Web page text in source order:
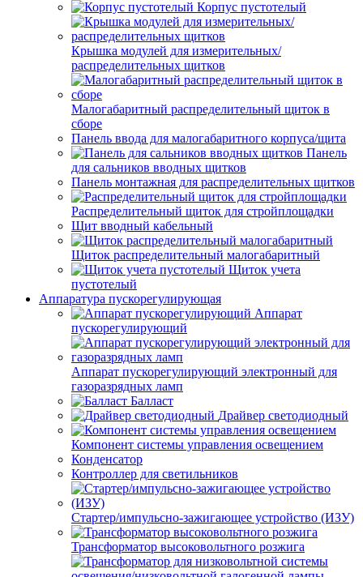
Корпус пустотелый
Крышка модулей для измерительных/
распределительных щитков
Малогабаритный распределительный щиток в
сборе
Панель ввода для малогабаритного корпуса/щита
Панель
для сальников вводных щитков
Панель монтажная для распределительных щитков
Распределительный щиток для стройплощадки
Щит вводный кабельный
Щиток распределительный малогабаритный
Щиток учета
пустотелый
Аппаратура пускорегулирующая
Аппарат
пускорегулирующий
Аппарат пускорегулирующий электронный для
газоразрядных ламп
Балласт
Драйвер светодиодный
Компонент системы управления освещением
Конденсатор
Контроллер для светильников
Стартер/импульсно-зажигающее устройство (ИЗУ)
Трансформатор высоковольтного розжига